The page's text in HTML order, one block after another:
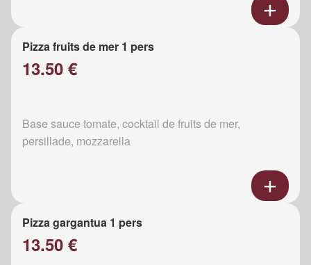
Pizza fruits de mer 1 pers
13.50 €
Base sauce tomate, cocktail de fruits de mer,
persillade, mozzarella
Pizza gargantua 1 pers
13.50 €